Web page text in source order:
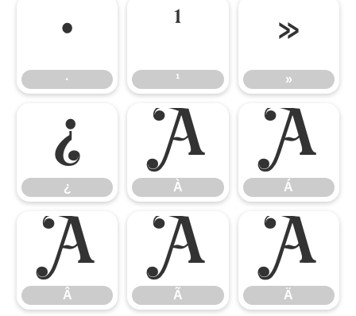
·
·
¹
¹
»
»
¿
¿
À
À
Á
Á
Â
Â
Ã
Ã
Ä
Ä